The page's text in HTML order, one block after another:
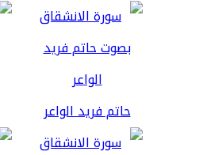
حاتم فريد الواعر